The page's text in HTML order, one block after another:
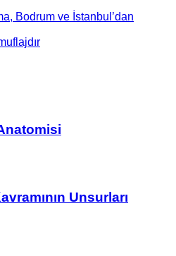
Bodrum ve İstanbul’dan
Unsurları